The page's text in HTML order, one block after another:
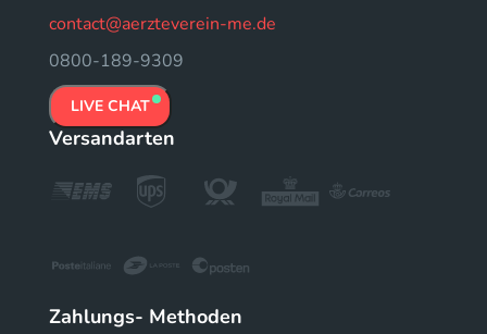
contact@aerzteverein-me.de
0800-189-9309
LIVE CHAT
Versandarten
Zahlungs- Methoden